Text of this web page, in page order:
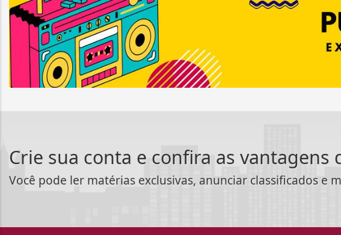
Crie sua conta e confira as vantagens
Você pode ler matérias exclusivas, anunciar classificados e